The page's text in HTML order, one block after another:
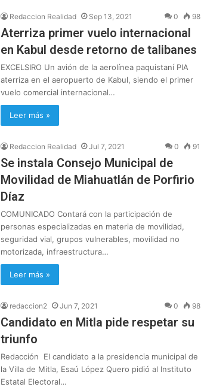
Redaccion Realidad Sep 13, 2021 0 98
Aterriza primer vuelo internacional
en Kabul desde retorno de talibanes
EXCELSIRO Un avión de la aerolínea paquistaní PIA
aterriza en el aeropuerto de Kabul, siendo el primer
vuelo comercial internacional…
Leer más »
Redaccion Realidad Jul 7, 2021 0 91
Se instala Consejo Municipal de
Movilidad de Miahuatlán de Porfirio
Díaz
COMUNICADO Contará con la participación de
personas especializadas en materia de movilidad,
seguridad vial, grupos vulnerables, movilidad no
motorizada, infraestructura…
Leer más »
redaccion2 Jun 7, 2021 0 98
Candidato en Mitla pide respetar su
triunfo
Redacción El candidato a la presidencia municipal de
la Villa de Mitla, Esaú López Quero pidió al Instituto
Estatal Electoral…